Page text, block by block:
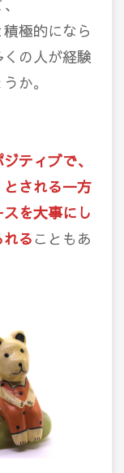
極的になら
の人が経験
か。
ティブで、
される一方
を大事にし
ることもあ